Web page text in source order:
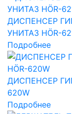
ДИСПЕНСЕР
УНИТАЗ HÖR-
Подробнее
ДИСПЕНСЕР
620W
Подробнее